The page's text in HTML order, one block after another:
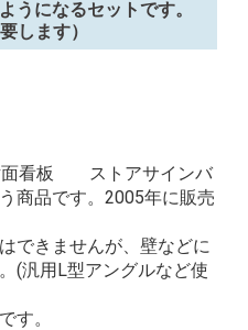
うになるセットです。
します）
面看板 ストアサインバ
商品です。2005年に販売
できませんが、壁などに
(汎用L型アングルなど使
す。